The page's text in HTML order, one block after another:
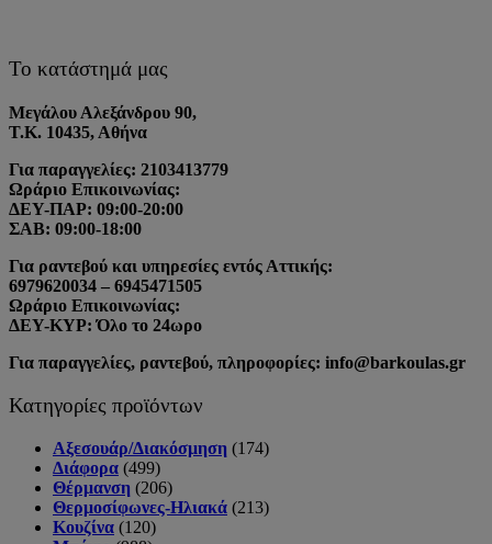
Το κατάστημά μας
Μεγάλου Αλεξάνδρου 90,
Τ.Κ. 10435, Αθήνα
Για παραγγελίες: 2103413779
Ωράριο Επικοινωνίας:
ΔΕΥ-ΠΑΡ: 09:00-20:00
ΣΑΒ: 09:00-18:00
Για ραντεβού και υπηρεσίες εντός Αττικής:
6979620034 – 6945471505
Ωράριο Επικοινωνίας:
ΔΕΥ-ΚΥΡ: Όλο το 24ωρο
Για παραγγελίες, ραντεβού, πληροφορίες: info@barkoulas.gr
Κατηγορίες προϊόντων
Αξεσουάρ/Διακόσμηση (174)
Διάφορα (499)
Θέρμανση (206)
Θερμοσίφωνες-Ηλιακά (213)
Κουζίνα (120)